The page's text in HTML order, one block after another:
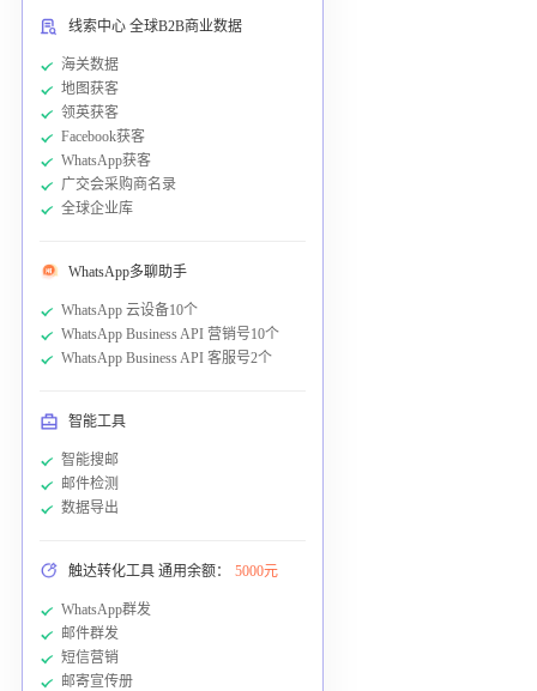
线索中心 全球B2B商业数据
海关数据
地图获客
领英获客
Facebook获客
WhatsApp获客
广交会采购商名录
全球企业库
WhatsApp多聊助手
WhatsApp 云设备10个
WhatsApp Business API 营销号10个
WhatsApp Business API 客服号2个
智能工具
智能搜邮
邮件检测
数据导出
触达转化工具 通用余额： 5000元
WhatsApp群发
邮件群发
短信营销
邮寄宣传册